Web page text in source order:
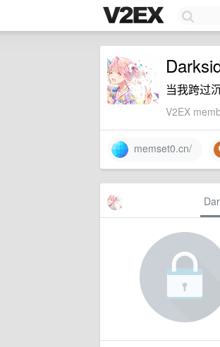
当我跨过
V2EX
memset0.cn/